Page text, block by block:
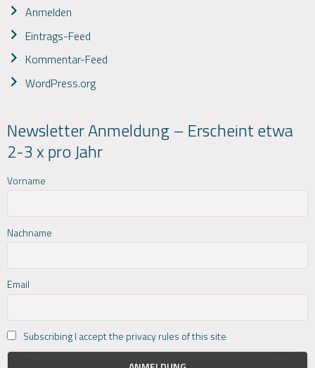
Anmelden
Eintrags-Feed
Kommentar-Feed
WordPress.org
Newsletter Anmeldung – Erscheint etwa
2-3 x pro Jahr
Vorname
Nachname
Email
Subscribing I accept the privacy rules of this site